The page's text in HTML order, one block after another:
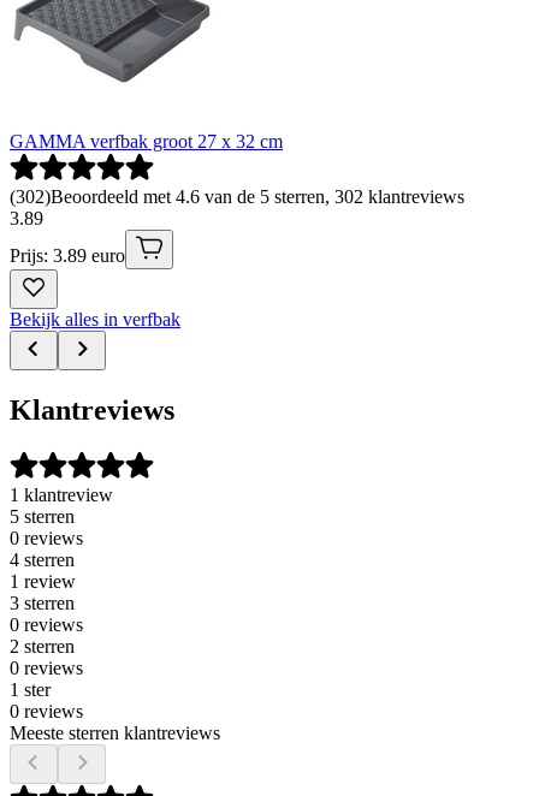
GAMMA verfbak groot 27 x 32 cm
(302)Beoordeeld met 4.6 van de 5 sterren, 302 klantreviews
3.89
Prijs: 3.89 euro
Bekijk alles in verfbak
Klantreviews
1 klantreview
5 sterren
0 reviews
4 sterren
1 review
3 sterren
0 reviews
2 sterren
0 reviews
1 ster
0 reviews
Meeste sterren klantreviews